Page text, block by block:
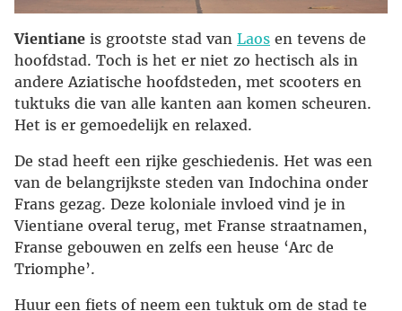
Vientiane is grootste stad van Laos en tevens de
hoofdstad. Toch is het er niet zo hectisch als in
andere Aziatische hoofdsteden, met scooters en
tuktuks die van alle kanten aan komen scheuren.
Het is er gemoedelijk en relaxed.
De stad heeft een rijke geschiedenis. Het was een
van de belangrijkste steden van Indochina onder
Frans gezag. Deze koloniale invloed vind je in
Vientiane overal terug, met Franse straatnamen,
Franse gebouwen en zelfs een heuse ‘Arc de
Triomphe’.
Huur een fiets of neem een tuktuk om de stad te